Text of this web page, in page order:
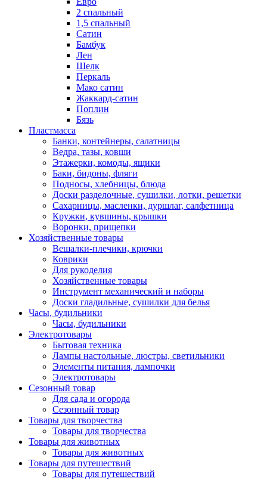
2 спальный
1,5 спальный
Сатин
Бамбук
Лен
Шелк
Перкаль
Мако сатин
Жаккард-сатин
Поплин
Бязь
Пластмасса
Банки, контейнеры, салатницы
Ведра, тазы, ковши
Этажерки, комоды, ящики
Баки, бидоны, фляги
Подносы, хлебницы, блюда
Доски разделочные, сушилки, лотки, решетки
Сахарницы, масленки, дуршлаг, салфетница
Кружки, кувшины, крышки
Воронки, прищепки
Хозяйственные товары
Вешалки-плечики, крючки
Коврики
Для рукоделия
Хозяйственные товары
Инструмент механический и наборы
Доски гладильные, сушилки для белья
Часы, будильники
Часы, будильники
Электротовары
Бытовая техника
Лампы настольные, люстры, светильники
Элементы питания, лампочки
Электротовары
Сезонный товар
Для сада и огорода
Сезонный товар
Товары для творчества
Товары для творчества
Товары для животных
Товары для животных
Товары для путешествий
Товары для путешествий